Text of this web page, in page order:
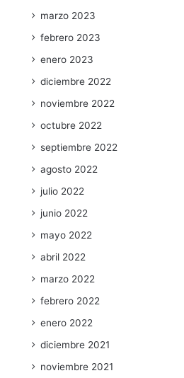
marzo 2023
febrero 2023
enero 2023
diciembre 2022
noviembre 2022
octubre 2022
septiembre 2022
agosto 2022
julio 2022
junio 2022
mayo 2022
abril 2022
marzo 2022
febrero 2022
enero 2022
diciembre 2021
noviembre 2021